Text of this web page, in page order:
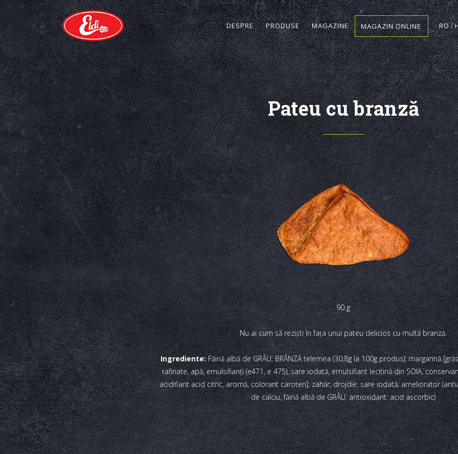
DESPRE PRODUSE MAGAZINE MAGAZIN ONLINE RO
Pateu cu branză
90 g
Nu ai cum să rezişti în faţa unui pateu delicios cu multă branză.
Ingrediente: Făină albă de GRÂU; BRÂNZĂ telemea (30,8g la 100g produs); margarină
rafinate, apă, emulsifianți (e471, e 475), sare iodată, emulsifiant lecitină din SOIA,
acidifiant acid citric, aromă, colorant caroten]; zahăr; drojdie; sare iodată; ameliorator
de calciu, făină albă de GRÂU, antioxidant: acid ascorbic)